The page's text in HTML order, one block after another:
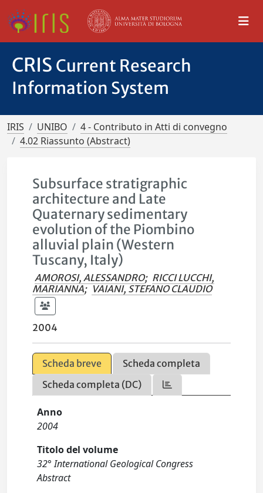
CRIS Current Research
Information System
IRIS UNIBO
4 - Contributo in Atti di convegno
4.02 Riassunto (Abstract)
Subsurface stratigraphic
architecture and Late
Quaternary sedimentary
evolution of the Piombino
alluvial plain (Western
Tuscany, Italy)
AMOROSI, ALESSANDRO; RICCI LUCCHI,
MARIANNA; VAIANI, STEFANO CLAUDIO
2004
Scheda breve
Scheda completa
Scheda completa (DC)
Anno
2004
Titolo del volume
32° International Geological Congress
Abstract